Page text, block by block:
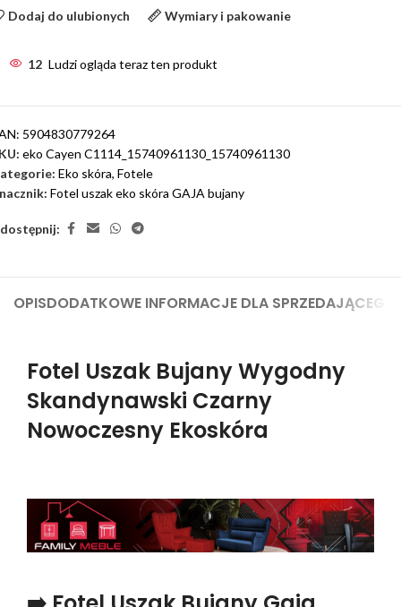
Dodaj do ulubionych Wymiary i pakowanie
12 Ludzi ogląda teraz ten produkt
5904830779264
eko Cayen C1114_15740961130_15740961130
Eko skóra, Fotele
Fotel uszak eko skóra GAJA bujany
OPISDODATKOWE INFORMACJE DLA SPRZEDAJĄCEGO
Fotel Uszak Bujany Wygodny
Skandynawski Czarny
Nowoczesny Ekoskóra